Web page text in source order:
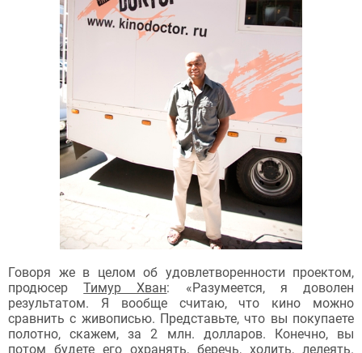
Говоря же в целом об удовлетворенности проектом,
продюсерТимур Хван: «Разумеется, я доволен
результатом. Я вообще считаю, что кино можно
сравнить с живописью. Представьте, что вы покупаете
полотно, скажем, за 2 млн. долларов. Конечно, вы
потом будете его охранять, беречь, холить, лелеять.